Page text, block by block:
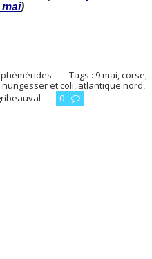
mai)
Tags : 9 mai,corse,
nungesser et coli, atlantique nord,
0